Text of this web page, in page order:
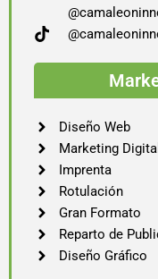
Diseño Web
Marketing Digital
Imprenta
Rotulación
Gran Formato
Reparto de
Diseño Gráfico